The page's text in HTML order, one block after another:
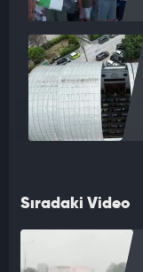
Sıradaki Video